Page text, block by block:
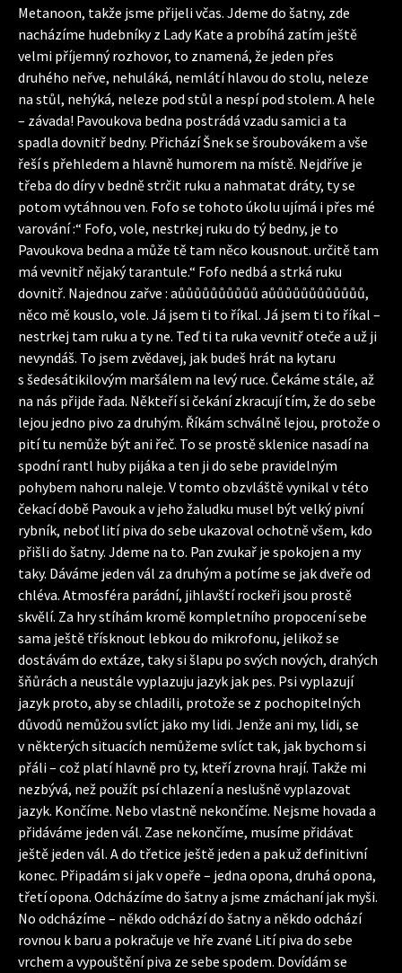
Metanoon, takže jsme přijeli včas. Jdeme do šatny, zde
nacházíme hudebníky z Lady Kate a probíhá zatím ještě
velmi příjemný rozhovor, to znamená, že jeden přes
druhého neřve, nehuláká, nemlátí hlavou do stolu, neleze
na stůl, nehýká, neleze pod stůl a nespí pod stolem. A hele
– závada! Pavoukova bedna postrádá vzadu samici a ta
spadla dovnitř bedny. Přichází Šnek se šroubovákem a vše
řeší s přehledem a hlavně humorem na místě. Nejdříve je
třeba do díry v bedně strčit ruku a nahmatat dráty, ty se
potom vytáhnou ven. Fofo se tohoto úkolu ujímá i přes mé
varování :“ Fofo, vole, nestrkej ruku do tý bedny, je to
Pavoukova bedna a může tě tam něco kousnout. určitě tam
má vevnitř nějaký tarantule.“ Fofo nedbá a strká ruku
dovnitř. Najednou zařve : aůůůůůůůůůů aůůůůůůůůůůůů,
něco mě kouslo, vole. Já jsem ti to říkal. Já jsem ti to říkal –
nestrkej tam ruku a ty ne. Teď ti ta ruka vevnitř oteče a už ji
nevyndáš. To jsem zvědavej, jak budeš hrát na kytaru
s šedesátikilovým maršálem na levý ruce. Čekáme stále, až
na nás přijde řada. Někteří si čekání zkracují tím, že do sebe
lejou jedno pivo za druhým. Říkám schválně lejou, protože o
pití tu nemůže být ani řeč. To se prostě sklenice nasadí na
spodní rantl huby pijáka a ten ji do sebe pravidelným
pohybem nahoru naleje. V tomto obzvláště vynikal v této
čekací době Pavouk a v jeho žaludku musel být velký pivní
rybník, neboť lití piva do sebe ukazoval ochotně všem, kdo
přišli do šatny. Jdeme na to. Pan zvukař je spokojen a my
taky. Dáváme jeden vál za druhým a potíme se jak dveře od
chléva. Atmosféra parádní, jihlavští rockeři jsou prostě
skvělí. Za hry stíhám kromě kompletního propocení sebe
sama ještě třísknout lebkou do mikrofonu, jelikož se
dostávám do extáze, taky si šlapu po svých nových, drahých
šňůrách a neustále vyplazuju jazyk jak pes. Psi vyplazují
jazyk proto, aby se chladili, protože se z pochopitelných
důvodů nemůžou svlíct jako my lidi. Jenže ani my, lidi, se
v některých situacích nemůžeme svlíct tak, jak bychom si
přáli – což platí hlavně pro ty, kteří zrovna hrají. Takže mi
nezbývá, než použít psí chlazení a neslušně vyplazovat
jazyk. Končíme. Nebo vlastně nekončíme. Nejsme hovada a
přidáváme jeden vál. Zase nekončíme, musíme přidávat
ještě jeden vál. A do třetice ještě jeden a pak už definitivní
konec. Připadám si jak v opeře – jedna opona, druhá opona,
třetí opona. Odcházíme do šatny a jsme zmáchaní jak myši.
No odcházíme – někdo odchází do šatny a někdo odchází
rovnou k baru a pokračuje ve hře zvané Lití piva do sebe
vrchem a vypouštění piva ze sebe spodem. Dovídám se